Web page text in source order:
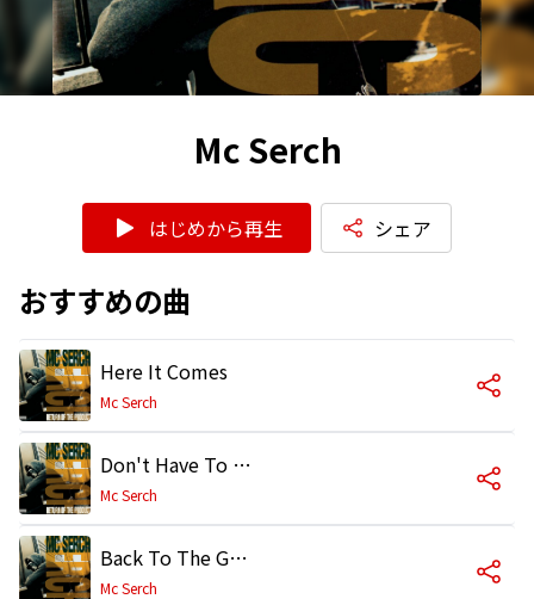
Mc Serch
はじめから再生 シェア
おすすめの曲
Here It Comes
Mc Serch
Don't Have To Be
Mc Serch
Back To The Grill
Mc Serch